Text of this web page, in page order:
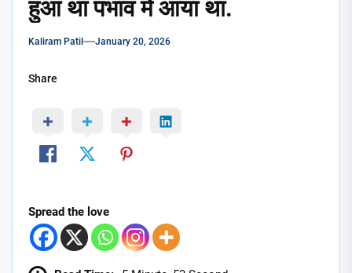
हुआ था पभाव मे आया था.
Kaliram Patil January 20, 2026
Share
Spread the love